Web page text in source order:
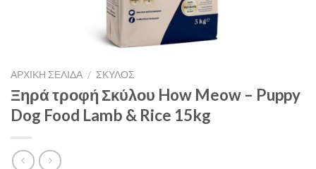
ΑΡΧΙΚΉ ΣΕΛΊΔΑ / ΣΚΥΛΟΣ
Ξηρά τροφή Σκύλου How Meow – Puppy
Dog Food Lamb & Rice 15kg